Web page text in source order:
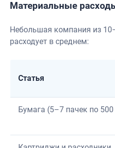
Материальные
Небольшая компания из
расходует в среднем:
Статья
Бумага (5–7 пачек по 500